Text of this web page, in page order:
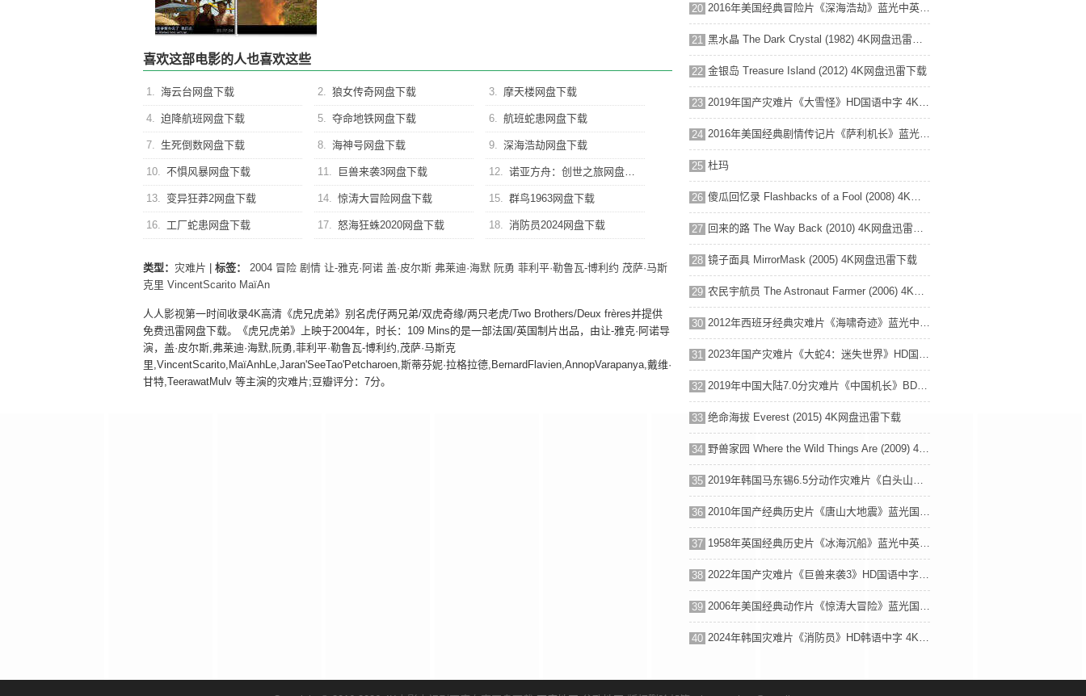
喜欢这部电影的人也喜欢这些
1. 海云台网盘下载 2. 狼女传奇网盘下载 3. 摩天楼网盘下载
4. 迫降航班网盘下载 5. 夺命地铁网盘下载 6. 航班蛇患网盘下载
7. 生死倒数网盘下载 8. 海神号网盘下载 9. 深海浩劫网盘下载
10. 不惧风暴网盘下载 11. 巨兽来袭3网盘下载 12. 诺亚方舟：创世之旅网盘下载
13. 变异狂莽2网盘下载 14. 惊涛大冒险网盘下载 15. 群鸟1963网盘下载
16. 工厂蛇患网盘下载 17. 怒海狂蛛2020网盘下载 18. 消防员2024网盘下载
类型： 灾难片 标签： 2004 冒险 剧情 让-雅克·阿诺 盖·皮尔斯 弗莱迪·海默 阮勇 菲利平·勒鲁瓦-博利约 茂萨·马斯
克里 VincentScarito MaïAn
人人影视第一时间收录4K高清《虎兄虎弟》别名虎仔两兄弟/双虎奇缘/两只老虎/Two Brothers/Deux frères并提供
免费迅雷网盘下载。《虎兄虎弟》上映于2004年，时长：109 Mins的是一部法国/英国制片出品，由让-雅克·阿诺导
演，盖·皮尔斯,弗莱迪·海默,阮勇,菲利平·勒鲁瓦-博利约,茂萨·马斯克
里,VincentScarito,MaïAnhLe,Jaran'SeeTao'Petcharoen,斯蒂芬妮·拉格拉德,BernardFlavien,AnnopVarapanya,戴维·
甘特,TeerawatMulv 等主演的灾难片;豆瓣评分：7分。
20 2016年美国经典冒险片《深海浩劫》蓝光中英双字 4K网盘迅雷下载
21 黑水晶 The Dark Crystal (1982) 4K网盘迅雷下载
22 金银岛 Treasure Island (2012) 4K网盘迅雷下载
23 2019年国产灾难片《大雪怪》HD国语中字 4K网盘迅雷下载
24 2016年美国经典剧情传记片《萨利机长》蓝光双语中英双字 4K网盘迅雷下载
25 杜玛
26 傻瓜回忆录 Flashbacks of a Fool (2008) 4K网盘迅雷下载
27 回来的路 The Way Back (2010) 4K网盘迅雷下载
28 镜子面具 MirrorMask (2005) 4K网盘迅雷下载
29 农民宇航员 The Astronaut Farmer (2006) 4K网盘迅雷下载
30 2012年西班牙经典灾难片《海啸奇迹》蓝光中英双字 4K网盘迅雷下载
31 2023年国产灾难片《大蛇4：迷失世界》HD国语中字 4K网盘迅雷下载
32 2019年中国大陆7.0分灾难片《中国机长》BD国语中字 4K网盘迅雷下载
33 绝命海拔 Everest (2015) 4K网盘迅雷下载
34 野兽家园 Where the Wild Things Are (2009) 4K网盘迅雷下载
35 2019年韩国马东锡6.5分动作灾难片《白头山》BD韩语中字 4K网盘迅雷下载
36 2010年国产经典历史片《唐山大地震》蓝光国粤双语中字 4K网盘迅雷下载
37 1958年英国经典历史片《冰海沉船》蓝光中英双字 4K网盘迅雷下载
38 2022年国产灾难片《巨兽来袭3》HD国语中字 4K网盘迅雷下载
39 2006年美国经典动作片《惊涛大冒险》蓝光国英双语中英双字 4K网盘迅雷下载
40 2024年韩国灾难片《消防员》HD韩语中字 4K网盘迅雷下载